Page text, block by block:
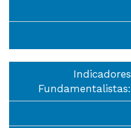
Indicadores
Fundamentalistas: